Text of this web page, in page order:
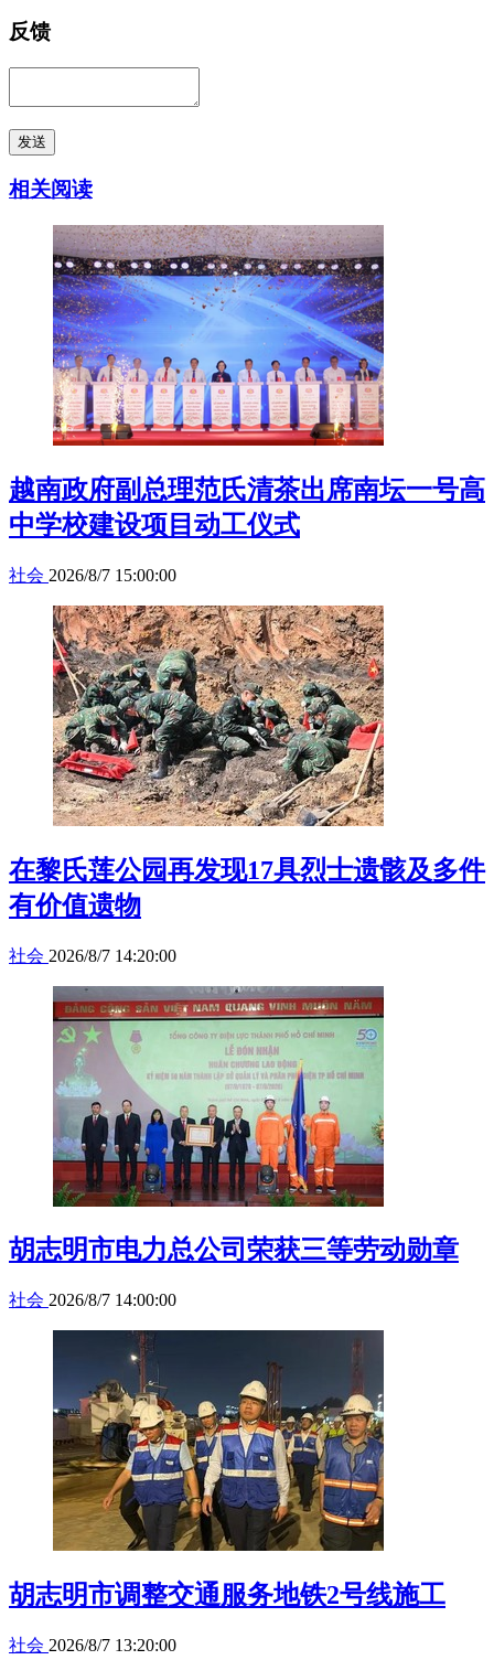
反馈
发送
相关阅读
越南政府副总理范氏清茶出席南坛一号高
中学校建设项目动工仪式
社会 2026/8/7 15:00:00
在黎氏莲公园再发现17具烈士遗骸及多件
有价值遗物
社会 2026/8/7 14:20:00
胡志明市电力总公司荣获三等劳动勋章
社会 2026/8/7 14:00:00
胡志明市调整交通服务地铁2号线施工
社会 2026/8/7 13:20:00